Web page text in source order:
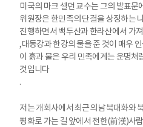
미국의 마크 셀던 교수는 그의 발표문
위원장은 한민족의 단결을 상징하는
진행하면서 백두산과 한라산에서 가
,대동강과 한강의 물을 준 것이 매우
이 흙과 물은 우리 민족에게는 운명처
것입니다
.
저는 개회사에서 최근의 남북대화와
평화로 가는 길 앞에서 전한(前漢)사